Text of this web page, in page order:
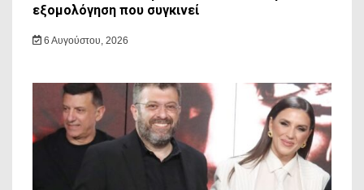
εξομολόγηση που συγκινεί
6 Αυγούστου, 2026